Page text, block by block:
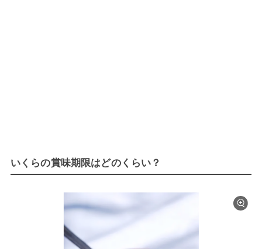
いくらの賞味期限はどのくらい？